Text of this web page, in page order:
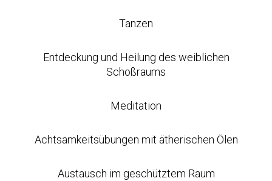
Tanzen
Entdeckung und Heilung des weiblichen
Schoßraums
Meditation
Achtsamkeitsübungen mit ätherischen Ölen
Austausch im geschütztem Raum